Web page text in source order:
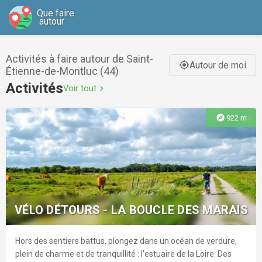
Que faire
autour
Activités à faire autour de Saint-
Étienne-de-Montluc (44)
gps_fixedAutour de moi
ActivitésVoir tout chevron_right
explore 922 m
VÉLO DÉTOURS - LA BOUCLE DES MARAIS
Hors des sentiers battus, plongez dans un océan de verdure,
plein de charme et de tranquillité : l'estuaire de la Loire. Des